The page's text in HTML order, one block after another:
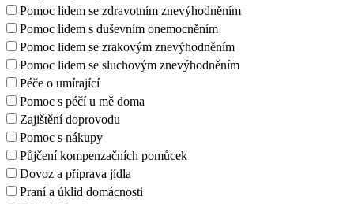
Pomoc lidem se zdravotním znevýhodněním
Pomoc lidem s duševním onemocněním
Pomoc lidem se zrakovým znevýhodněním
Pomoc lidem se sluchovým znevýhodněním
Péče o umírající
Pomoc s péčí u mě doma
Zajištění doprovodu
Pomoc s nákupy
Půjčení kompenzačních pomůcek
Dovoz a příprava jídla
Praní a úklid domácnosti